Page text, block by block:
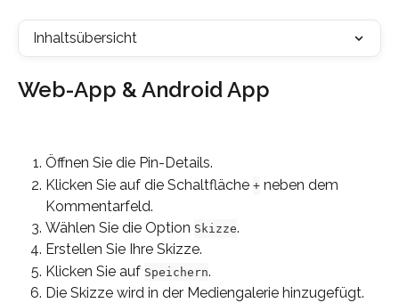
Inhaltsübersicht
Web-App & Android App
Öffnen Sie die Pin-Details.
Klicken Sie auf die Schaltfläche + neben dem
Kommentarfeld.
Wählen Sie die Option Skizze.
Erstellen Sie Ihre Skizze.
Klicken Sie auf Speichern.
Die Skizze wird in der Mediengalerie hinzugefügt.